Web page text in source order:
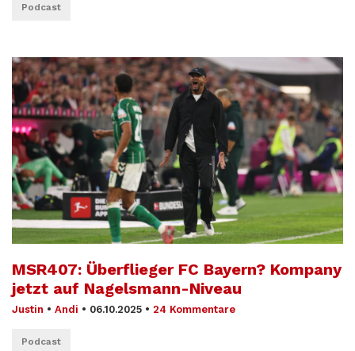
Podcast
MSR407: Überflieger FC Bayern? Kompany
jetzt auf Nagelsmann-Niveau
Justin • Andi • 06.10.2025 • 24 Kommentare
Podcast